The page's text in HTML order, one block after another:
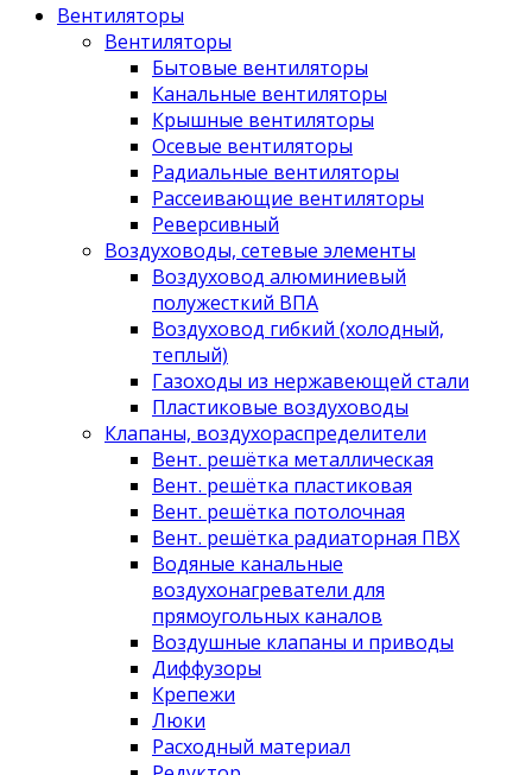
Вентиляторы
Вентиляторы
Бытовые вентиляторы
Канальные вентиляторы
Крышные вентиляторы
Осевые вентиляторы
Радиальные вентиляторы
Рассеивающие вентиляторы
Реверсивный
Воздуховоды, сетевые элементы
Воздуховод алюминиевый
полужесткий ВПА
Воздуховод гибкий (холодный,
теплый)
Газоходы из нержавеющей стали
Пластиковые воздуховоды
Клапаны, воздухораспределители
Вент. решётка металлическая
Вент. решётка пластиковая
Вент. решётка потолочная
Вент. решётка радиаторная ПВХ
Водяные канальные
воздухонагреватели для
прямоугольных каналов
Воздушные клапаны и приводы
Диффузоры
Крепежи
Люки
Расходный материал